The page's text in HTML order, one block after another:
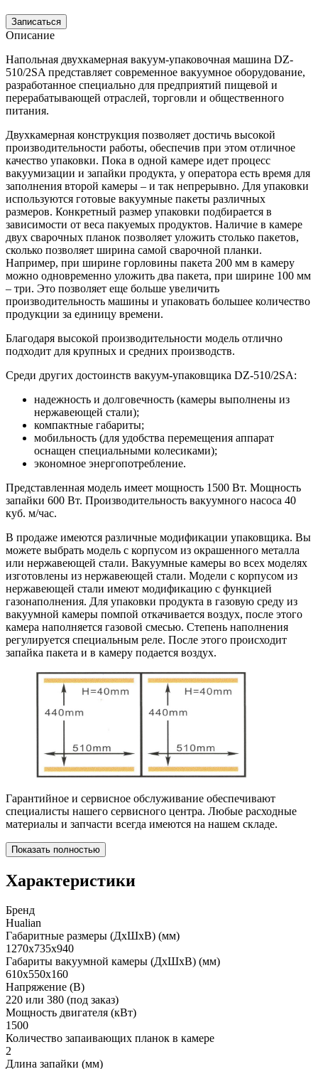
Записаться
Описание
Напольная двухкамерная вакуум-упаковочная машина DZ-
510/2SA представляет современное вакуумное оборудование,
разработанное специально для предприятий пищевой и
перерабатывающей отраслей, торговли и общественного
питания.
Двухкамерная конструкция позволяет достичь высокой
производительности работы, обеспечив при этом отличное
качество упаковки. Пока в одной камере идет процесс
вакуумизации и запайки продукта, у оператора есть время для
заполнения второй камеры – и так непрерывно. Для упаковки
используются готовые вакуумные пакеты различных
размеров. Конкретный размер упаковки подбирается в
зависимости от веса пакуемых продуктов. Наличие в камере
двух сварочных планок позволяет уложить столько пакетов,
сколько позволяет ширина самой сварочной планки.
Например, при ширине горловины пакета 200 мм в камеру
можно одновременно уложить два пакета, при ширине 100 мм
– три. Это позволяет еще больше увеличить
производительность машины и упаковать большее количество
продукции за единицу времени.
Благодаря высокой производительности модель отлично
подходит для крупных и средних производств.
Среди других достоинств вакуум-упаковщика DZ-510/2SA:
надежность и долговечность (камеры выполнены из
нержавеющей стали);
компактные габариты;
мобильность (для удобства перемещения аппарат
оснащен специальными колесиками);
экономное энергопотребление.
Представленная модель имеет мощность 1500 Вт. Мощность
запайки 600 Вт. Производительность вакуумного насоса 40
куб. м/час.
В продаже имеются различные модификации упаковщика. Вы
можете выбрать модель с корпусом из окрашенного металла
или нержавеющей стали. Вакуумные камеры во всех моделях
изготовлены из нержавеющей стали. Модели с корпусом из
нержавеющей стали имеют модификацию с функцией
газонаполнения. Для упаковки продукта в газовую среду из
вакуумной камеры помпой откачивается воздух, после этого
камера наполняется газовой смесью. Степень наполнения
регулируется специальным реле. После этого происходит
запайка пакета и в камеру подается воздух.
Гарантийное и сервисное обслуживание обеспечивают
специалисты нашего сервисного центра. Любые расходные
материалы и запчасти всегда имеются на нашем складе.
Показать полностью
Характеристики
Бренд
Hualian
Габаритные размеры (ДхШхВ) (мм)
1270х735х940
Габариты вакуумной камеры (ДхШхВ) (мм)
610х550х160
Напряжение (В)
220 или 380 (под заказ)
Мощность двигателя (кВт)
1500
Количество запаивающих планок в камере
2
Длина запайки (мм)